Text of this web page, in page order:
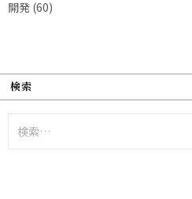
開発 (60)
検索
索: